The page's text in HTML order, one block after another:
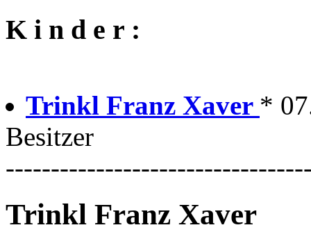
K i n d e r :
Trinkl Franz Xaver *
Besitzer
Trinkl Franz Xaver